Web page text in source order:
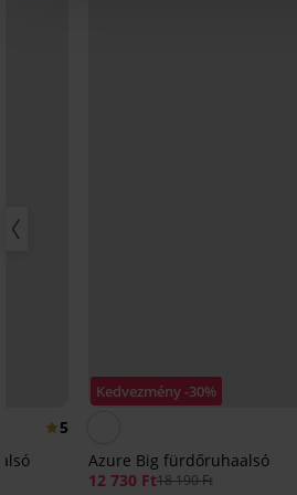
5
Kedvezmény -30%
Azure Big fürdőruhaalsó
12 730 Ft18 190 Ft